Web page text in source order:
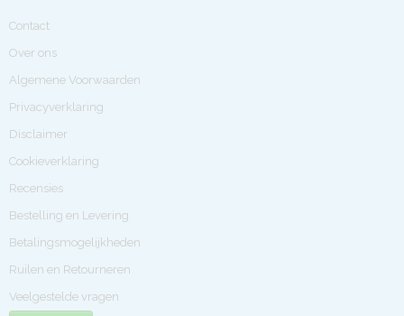
Contact
Over ons
Algemene Voorwaarden
Privacyverklaring
Disclaimer
Cookieverklaring
Recensies
Bestelling en Levering
Betalingsmogelijkheden
Ruilen en Retourneren
Veelgestelde vragen